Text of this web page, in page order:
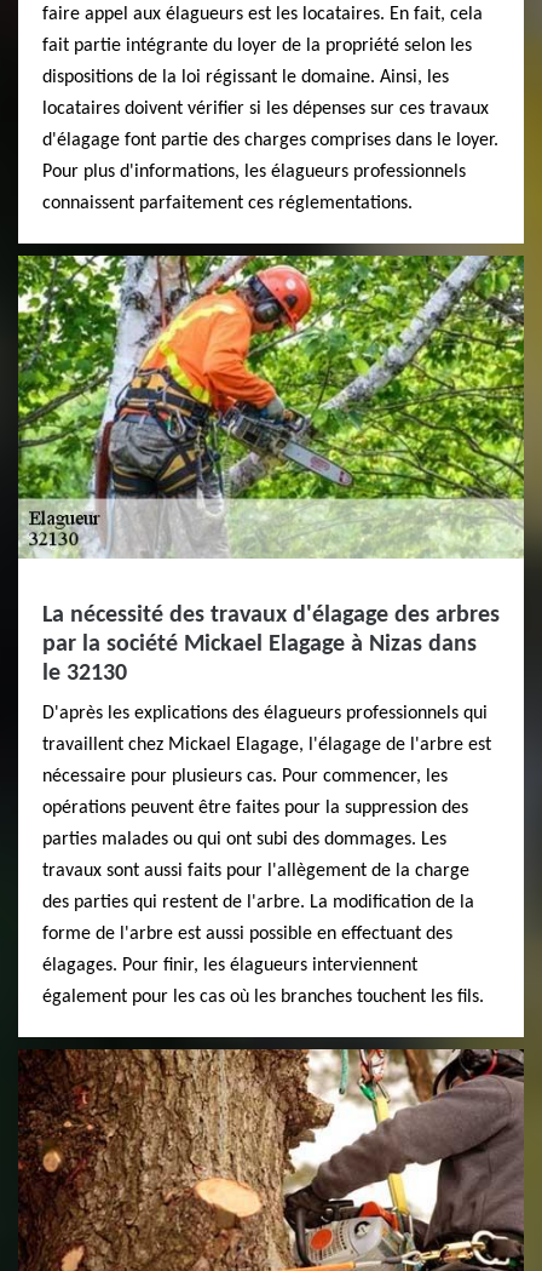
faire appel aux élagueurs est les locataires. En fait, cela
fait partie intégrante du loyer de la propriété selon les
dispositions de la loi régissant le domaine. Ainsi, les
locataires doivent vérifier si les dépenses sur ces travaux
d'élagage font partie des charges comprises dans le loyer.
Pour plus d'informations, les élagueurs professionnels
connaissent parfaitement ces réglementations.
La nécessité des travaux d'élagage des arbres
par la société Mickael Elagage à Nizas dans
le 32130
D'après les explications des élagueurs professionnels qui
travaillent chez Mickael Elagage, l'élagage de l'arbre est
nécessaire pour plusieurs cas. Pour commencer, les
opérations peuvent être faites pour la suppression des
parties malades ou qui ont subi des dommages. Les
travaux sont aussi faits pour l'allègement de la charge
des parties qui restent de l'arbre. La modification de la
forme de l'arbre est aussi possible en effectuant des
élagages. Pour finir, les élagueurs interviennent
également pour les cas où les branches touchent les fils.